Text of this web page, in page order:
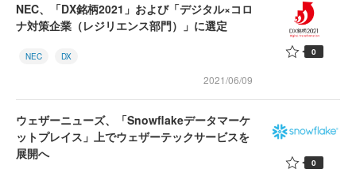
NEC、「DX銘柄2021」および「デジタル×コロ
ナ対策企業（レジリエンス部門）」に選定
NEC DX
2021/06/09
0
ウェザーニューズ、「Snowflakeデータマーケ
ットプレイス」上でウェザーテックサービスを
展開へ
0